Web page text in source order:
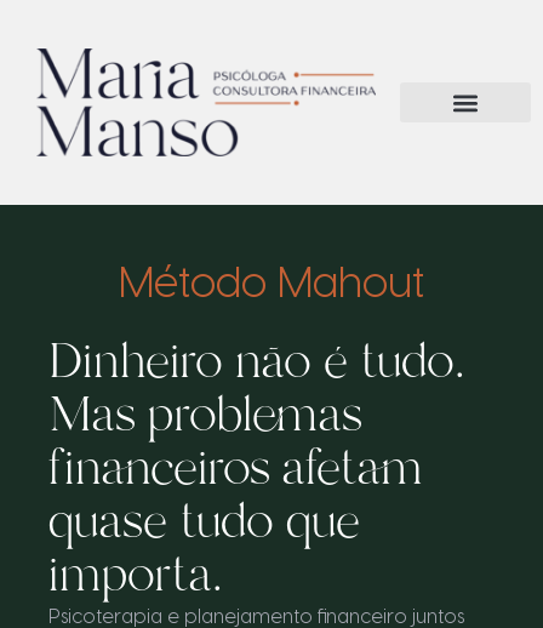
Método Mahout
Dinheiro não é tudo.
Mas problemas
financeiros afetam
quase tudo que
importa.
Psicoterapia e planejamento financeiro juntos